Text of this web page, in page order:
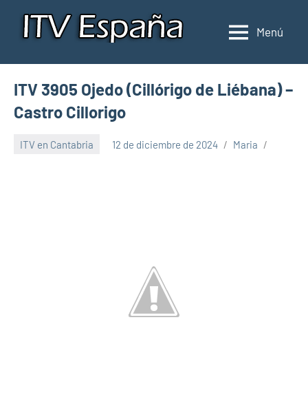
Inspección
de
ITV
Donde
ITV
Menú
ITV 3905 Ojedo (Cillórigo de Liébana) –
Castro Cillorigo
ITV en Cantabria 12 de diciembre de 2024 Maria